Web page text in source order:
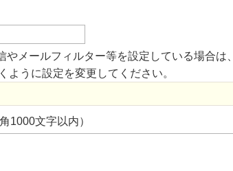
メールフィルター等を設定している場合は、
ように設定を変更してください。
1000文字以内）